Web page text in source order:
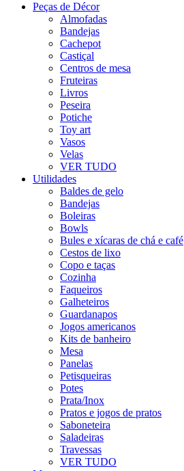
Peças de Décor
Almofadas
Bandejas
Cachepot
Castiçal
Centros de mesa
Fruteiras
Livros
Peseira
Potiche
Toy art
Vasos
Velas
VER TUDO
Utilidades
Baldes de gelo
Bandejas
Boleiras
Bowls
Bules e xícaras de chá e café
Cestos de lixo
Copo e taças
Cozinha
Faqueiros
Galheteiros
Guardanapos
Jogos americanos
Kits de banheiro
Mesa
Panelas
Petisqueiras
Potes
Prata/Inox
Pratos e jogos de pratos
Saboneteira
Saladeiras
Travessas
VER TUDO